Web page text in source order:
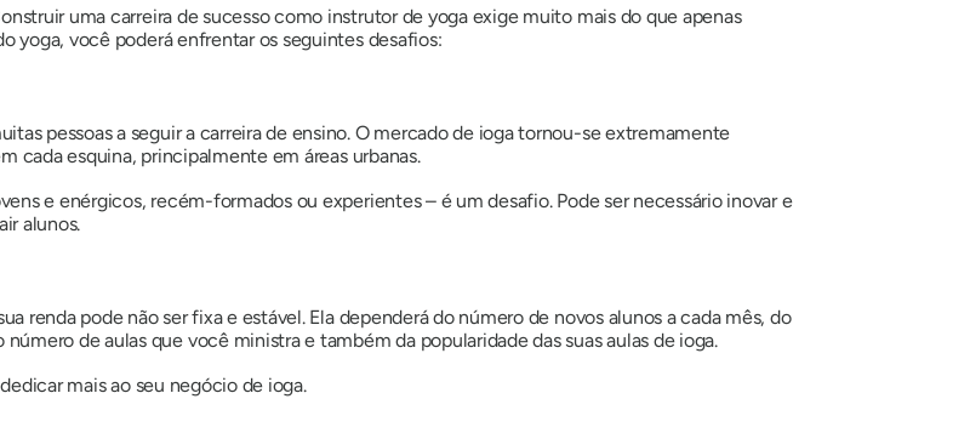
uma carreira de sucesso como instrutor de yoga exige muito mais do que apenas
yoga, você poderá enfrentar os seguintes desafios:
pessoas a seguir a carreira de ensino. O mercado de ioga tornou-se extremamente
cada esquina, principalmente em áreas urbanas.
e enérgicos, recém-formados ou experientes – é um desafio. Pode ser necessário inovar e
alunos.
renda pode não ser fixa e estável. Ela dependerá do número de novos alunos a cada mês, do
de aulas que você ministra e também da popularidade das suas aulas de ioga.
mais ao seu negócio de ioga.